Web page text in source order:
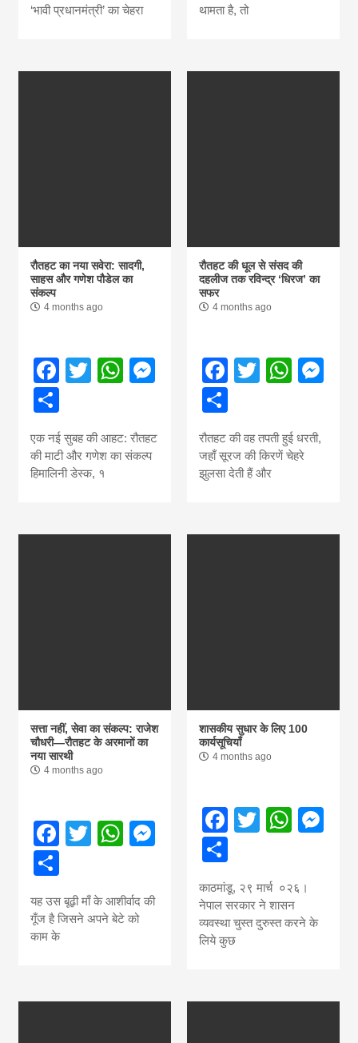
‘भावी प्रधानमंत्री’ का चेहरा
थामता है, तो
रौतहट का नया सवेरा: सादगी,
साहस और गणेश पौडेल का
संकल्प
4 months ago
Facebook
TwitterWhatsApp
Messenger
एक नई सुबह की आहट: रौतहट
की माटी और गणेश का संकल्प
हिमालिनी डेस्क, १
रौतहट की धूल से संसद की
दहलीज तक रविन्द्र ‘धिरज’ का
सफर
4 months ago
Facebook
Twitter
Share
रौतहट की वह तपती हुई धरती,
जहाँ सूरज की किरणें चेहरे
झुलसा देती हैं और
सत्ता नहीं, सेवा का संकल्प: राजेश
चौधरी—रौतहट के अरमानों का
नया सारथी
4 months ago
Facebook
TwitterWhatsApp
Messenger
यह उस बूढ़ी माँ के आशीर्वाद की
गूँज है जिसने अपने बेटे को
काम के
शासकीय सुधार के लिए 100
कार्यसूचियाँ
4 months ago
Facebook
Twitter
Share
काठमांडू, २९ मार्च ०२६।
नेपाल सरकार ने शासन
व्यवस्था चुस्त दुरुस्त करने के
लिये कुछ